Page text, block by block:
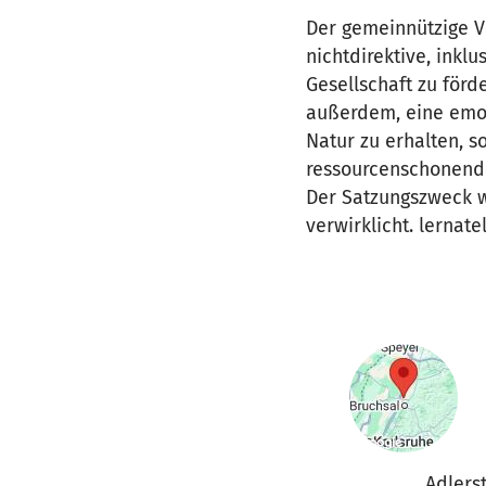
Der gemeinnützige
nichtdirektive,
Gesellschaft zu
außerdem, eine
Natur zu erhalten,
Der
verwirklicht.